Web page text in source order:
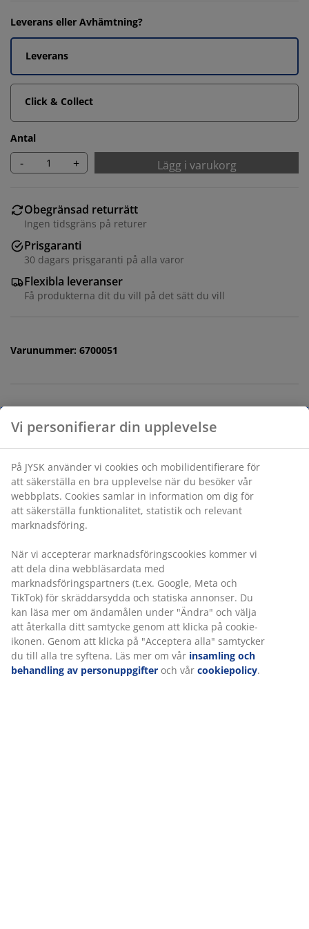
Leverans eller Avhämtning?
Leverans
Click & Collect
Antal
- + Lägg i varukorg
Obegränsad returrätt
Ingen tidsgräns på returer
Prisgaranti
30 dagars prisgaranti på alla varor
Flexibla leveranser
Få produkterna dit du vill på det sätt du vill
Varunummer: 6700051
Specifikationer
Betyg
(0 )
Vi personifierar din upplevelse
På JYSK använder vi cookies och mobilidentifierare för
att säkerställa en bra upplevelse när du besöker vår
webbplats. Cookies samlar in information om dig för
att säkerställa funktionalitet, statistik och relevant
marknadsföring.
När vi accepterar marknadsföringscookies kommer vi
att dela dina webbläsardata med
marknadsföringspartners (t.ex. Google, Meta och
TikTok) för skräddarsydda och statiska annonser. Du
kan läsa mer om ändamålen under "Ändra" och välja
att återkalla ditt samtycke genom att klicka på cookie-
ikonen. Genom att klicka på "Acceptera alla" samtycker
du till alla tre syftena. Läs mer om vår insamling och
behandling av personuppgifter och vår cookiepolicy.